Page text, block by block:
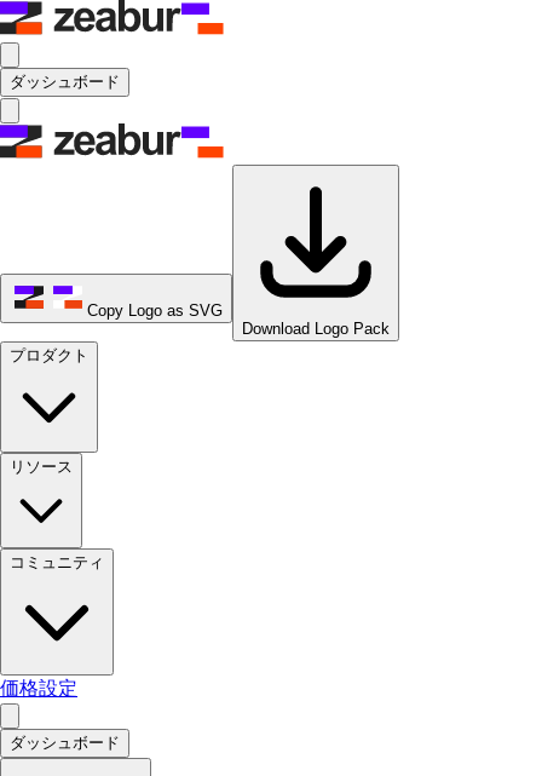
ダッシュボード
Copy Logo as SVG
Download Logo Pack
プロダクト
リソース
コミュニティ
価格設定
ダッシュボード